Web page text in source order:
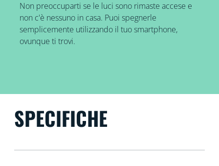
Non preoccuparti se le luci sono rimaste accese e
non c'è nessuno in casa. Puoi spegnerle
semplicemente utilizzando il tuo smartphone,
ovunque ti trovi.
SPECIFICHE